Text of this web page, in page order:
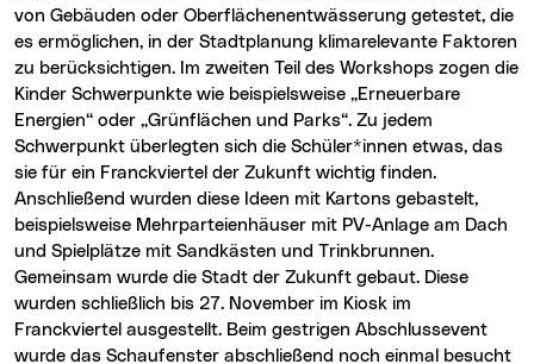
von Gebäuden oder Oberflächenentwässerung getestet, die
es ermöglichen, in der Stadtplanung klimarelevante Faktoren
zu berücksichtigen. Im zweiten Teil des Workshops zogen die
Kinder Schwerpunkte wie beispielsweise „Erneuerbare
Energien“ oder „Grünflächen und Parks“. Zu jedem
Schwerpunkt überlegten sich die Schüler*innen etwas, das
sie für ein Franckviertel der Zukunft wichtig finden.
Anschließend wurden diese Ideen mit Kartons gebastelt,
beispielsweise Mehrparteienhäuser mit PV-Anlage am Dach
und Spielplätze mit Sandkästen und Trinkbrunnen.
Gemeinsam wurde die Stadt der Zukunft gebaut. Diese
wurden schließlich bis 27. November im Kiosk im
Franckviertel ausgestellt. Beim gestrigen Abschlussevent
wurde das Schaufenster abschließend noch einmal besucht